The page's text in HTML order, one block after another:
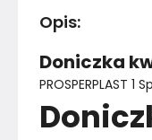
Opis:
Doniczka
PROSPERPLAST 1